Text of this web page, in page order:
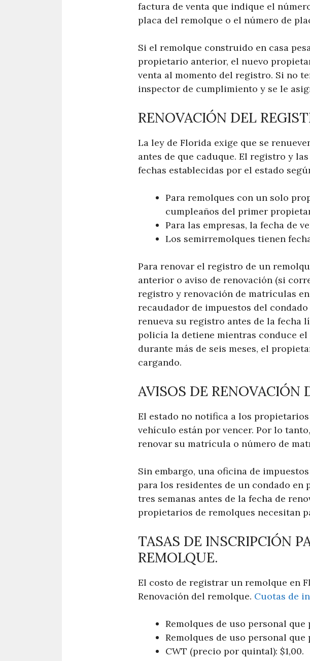
factura de venta que indique el
placa del remolque o el número de
Si el remolque construido en casa
propietario anterior, el nuevo
venta al momento del registro. Si no
inspector de cumplimiento y se le
RENOVACIÓN DEL
La ley de Florida exige que se
antes de que caduque. El registro y
fechas establecidas por el estado
Para remolques con un solo
cumpleaños del primer
Para las empresas, la fecha de
Los semirremolques tienen
Para renovar el registro de un
anterior o aviso de renovación (si
registro y renovación de matrículas
recaudador de impuestos del
renueva su registro antes de la fecha
policía la detiene mientras conduce
durante más de seis meses, el
cargando.
AVISOS DE RENOVACIÓN
El estado no notifica a los
vehículo están por vencer. Por lo
renovar su matrícula o número de
Sin embargo, una oficina de
para los residentes de un condado
tres semanas antes de la fecha de
propietarios de remolques necesitan
TASAS DE INSCRIPCIÓN
REMOLQUE.
El costo de registrar un remolque en
Renovación del remolque. Cuotas de
Remolques de uso personal que
Remolques de uso personal que
CWT (precio por quintal): $1,00.